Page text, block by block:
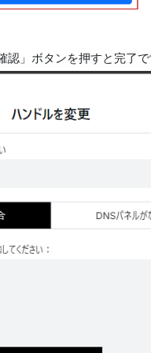
認」ボタンを押すと完了